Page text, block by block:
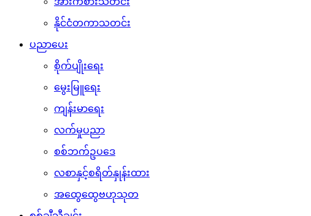
နိုင်ငံတကာသတင်း
ပညာပေး
စိုက်ပျိုးရေး
မွေးမြူရေး
ကျန်းမာရေး
လက်မှုပညာ
စစ်ဘက်ဥပဒေ
လစာနှင့်စရိတ်နှုန်းထား
အထွေထွေဗဟုသုတ